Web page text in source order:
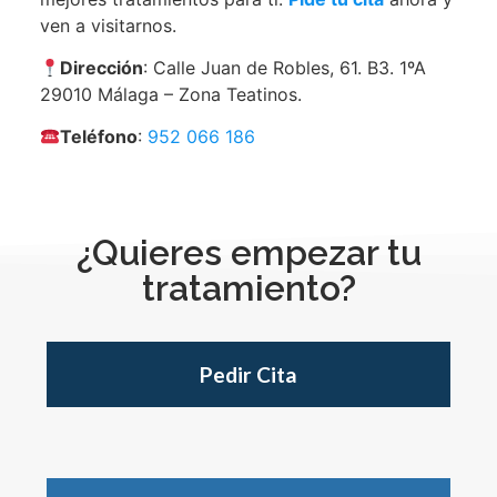
ven a visitarnos.
Dirección: Calle Juan de Robles, 61. B3. 1ºA
29010 Málaga – Zona Teatinos.
Teléfono: 952 066 186
¿Quieres empezar tu
tratamiento?
Pedir Cita